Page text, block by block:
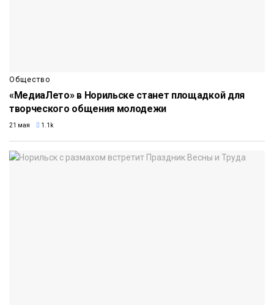
Общество
«МедиаЛето» в Норильске станет площадкой для
творческого общения молодежи
21 мая 1.1k